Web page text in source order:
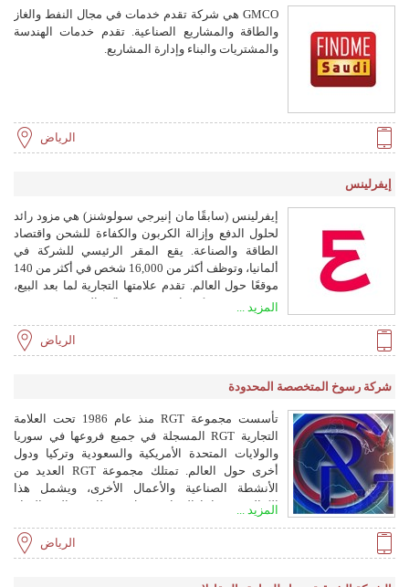
GMCO هي شركة تقدم خدمات في مجال النفط والغاز
والطاقة والمشاريع الصناعية. تقدم خدمات الهندسة
والمشتريات والبناء وإدارة المشاريع.
الرياض
إيفرلينس
إيفرلينس (سابقًا مان إنيرجي سولوشنز) هي مزود رائد
لحلول الدفع وإزالة الكربون والكفاءة للشحن واقتصاد
الطاقة والصناعة. يقع المقر الرئيسي للشركة في
ألمانيا، وتوظف أكثر من 16,000 شخص في أكثر من 140
موقعًا حول العالم. تقدم علامتها التجارية لما بعد البيع،
PrimeServ، شبكة واسعة من مراكز الخدمة في جميع
المزيد ...
الرياض
شركة رسوخ المتخصصة المحدودة
تأسست مجموعة RGT منذ عام 1986 تحت العلامة
التجارية RGT المسجلة في جميع فروعها في سوريا
والولايات المتحدة الأمريكية والسعودية وتركيا ودول
أخرى حول العالم. تمتلك مجموعة RGT العديد من
الأنشطة الصناعية والأعمال الأخرى، ويشمل هذا
الكتالوج منتجاتنا الصناعية مثل محطات معالجة المياه
وأبراج التبريد وحفر الآبار والأدوات الصناعية، كما نتعاون
مع العديد من الشركات الأوروبية والأمريكية والعربية في
المزيد ...
الرياض